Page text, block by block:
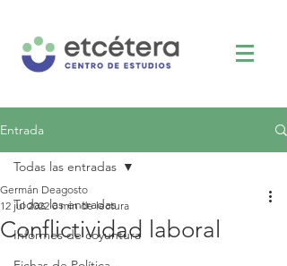
Entrada
Todas las entradas
Informes de coyuntura
Todas las entradas
Conflictividad laboral
Germán Deagosto
12 jul 2022 0 min de lectura